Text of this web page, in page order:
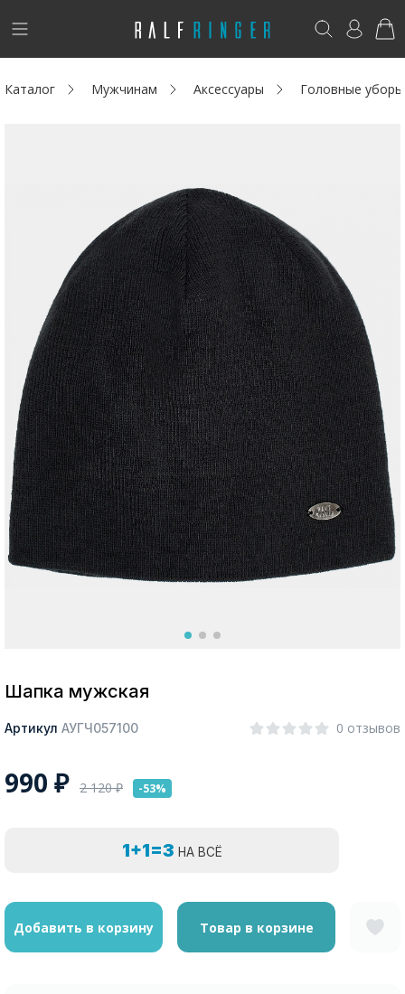
!
Новинки
Капсула
Аутлет
Акции / Новости
Адреса магазинов
Москва
Да, все верно Изменить город
Возникли вопросы? - club@ralf.ru
Каталог Мужчинам Аксессуары Головные уборы
Шапка мужская
Артикул АУГЧ057100 0 отзывов
990 ₽ 2 120₽ -53%
1+1=3 НА ВСЁ
Добавить в корзину Товар в корзине